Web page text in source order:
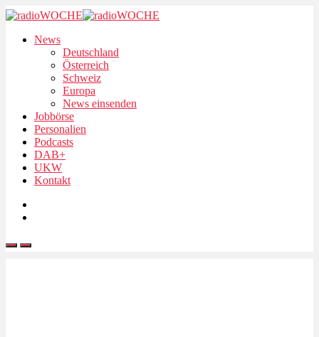
News
Deutschland
Österreich
Schweiz
Europa
News einsenden
Jobbörse
Personalien
Podcasts
DAB+
UKW
Kontakt